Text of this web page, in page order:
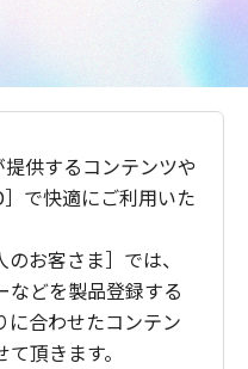
供するコンテンツや
で快適にご利用いた
お客さま］では、
などを製品登録する
に合わせたコンテン
頂きます。